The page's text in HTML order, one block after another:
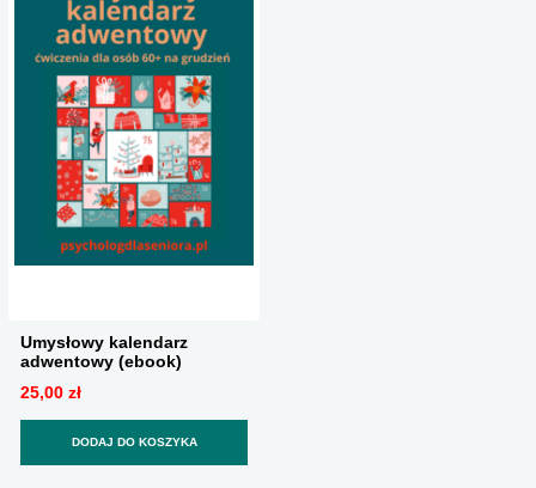
Umysłowy kalendarz
adwentowy (ebook)
25,00 zł
DODAJ DO KOSZYKA